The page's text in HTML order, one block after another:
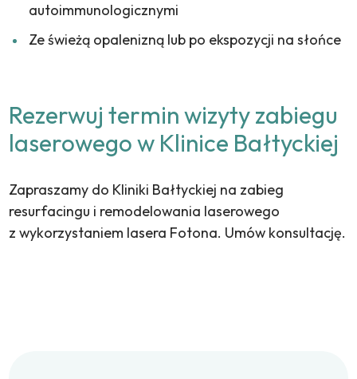
autoimmunologicznymi
Ze świeżą opalenizną lub po ekspozycji na słońce
Rezerwuj termin wizyty zabiegu
laserowego w Klinice Bałtyckiej
Zapraszamy do Kliniki Bałtyckiej na zabieg
resurfacingu i remodelowania laserowego
z wykorzystaniem lasera Fotona. Umów konsultację.